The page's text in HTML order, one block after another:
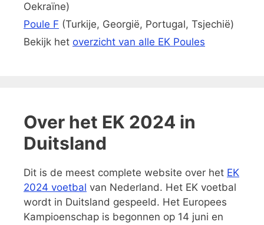
Oekraïne)
Poule F (Turkije, Georgië, Portugal, Tsjechië)
Bekijk het overzicht van alle EK Poules
Over het EK 2024 in
Duitsland
Dit is de meest complete website over het EK
2024 voetbal van Nederland. Het EK voetbal
wordt in Duitsland gespeeld. Het Europees
Kampioenschap is begonnen op 14 juni en